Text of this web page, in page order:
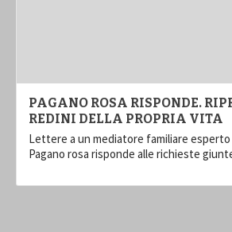
PAGANO ROSA RISPONDE.
REDINI DELLA PROPRIA VITA
Lettere a un mediatore familiare esperto
Pagano rosa risponde alle richieste